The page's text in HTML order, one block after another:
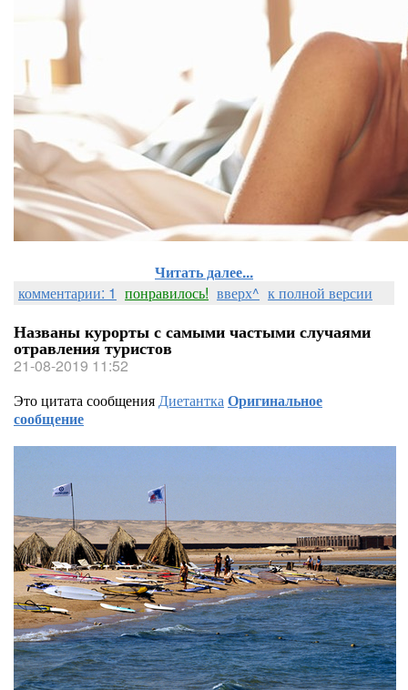
Читать далее...
комментарии: 1 понравилось! вверх^ к полной версии
Названы курорты с самыми частыми случаями
отравления туристов
21-08-2019 11:52
Это цитата сообщенияДиетанткаОригинальное
сообщение